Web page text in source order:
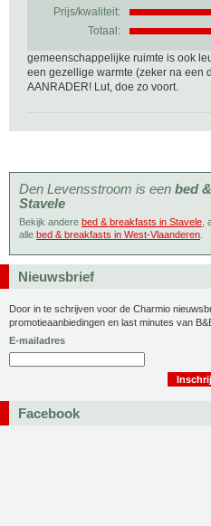
Prijs/kwaliteit:
Totaal:
gemeenschappelijke ruimte is ook
een gezellige warmte (zeker na een
AANRADER! Lut, doe zo voort.
Den Levensstroom is een bed
Stavele
Bekijk andere bed & breakfasts in Stavele ,
alle bed & breakfasts in West-Vlaanderen
Nieuwsbrief
Door in te schrijven voor de Charmio
promotieaanbiedingen en last minutes van
E-mailadres
Facebook